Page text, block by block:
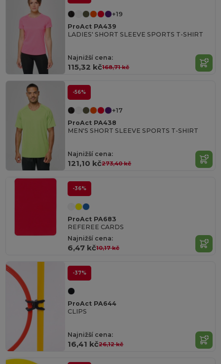
+19
ProAct PA439
LADIES' SHORT SLEEVE SPORTS T-SHIRT
Najnižší cena:
115,32 kč168,71 kč
-56%
+17
ProAct PA438
MEN'S SHORT SLEEVE SPORTS T-SHIRT
Najnižší cena:
121,10 kč273,40 kč
-36%
ProAct PA683
REFEREE CARDS
Najnižší cena:
6,47 kč10,17 kč
-37%
ProAct PA644
CLIPS
Najnižší cena:
16,41 kč26,12 kč